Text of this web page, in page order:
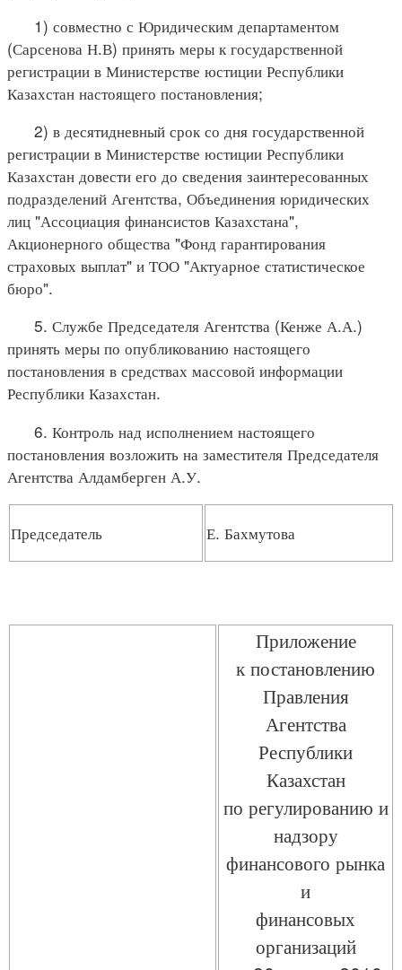
1) совместно с Юридическим департаментом
(Сарсенова Н.В) принять меры к государственной
регистрации в Министерстве юстиции Республики
Казахстан настоящего постановления;
2) в десятидневный срок со дня государственной
регистрации в Министерстве юстиции Республики
Казахстан довести его до сведения заинтересованных
подразделений Агентства, Объединения юридических
лиц "Ассоциация финансистов Казахстана",
Акционерного общества "Фонд гарантирования
страховых выплат" и ТОО "Актуарное статистическое
бюро".
5. Службе Председателя Агентства (Кенже А.А.)
принять меры по опубликованию настоящего
постановления в средствах массовой информации
Республики Казахстан.
6. Контроль над исполнением настоящего
постановления возложить на заместителя Председателя
Агентства Алдамберген А.У.
Председатель Е. Бахмутова
Приложение
к постановлению
Правления
Агентства
Республики
Казахстан
по регулированию и
надзору
финансового рынка
и
финансовых
организаций